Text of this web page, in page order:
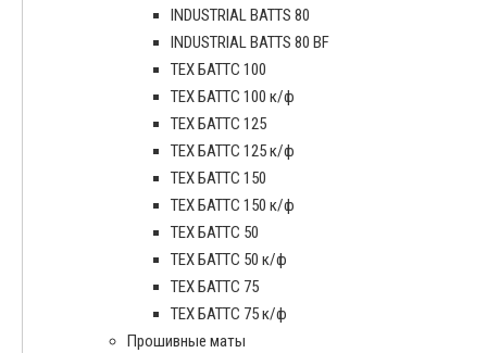
INDUSTRIAL BATTS 80
INDUSTRIAL BATTS 80 BF
ТЕХ БАТТС 100
ТЕХ БАТТС 100 к/ф
ТЕХ БАТТС 125
ТЕХ БАТТС 125 к/ф
ТЕХ БАТТС 150
ТЕХ БАТТС 150 к/ф
ТЕХ БАТТС 50
ТЕХ БАТТС 50 к/ф
ТЕХ БАТТС 75
ТЕХ БАТТС 75 к/ф
Прошивные маты